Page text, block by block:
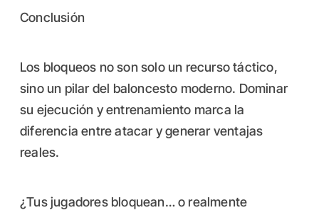
Conclusión
Los bloqueos no son solo un recurso táctico,
sino un pilar del baloncesto moderno. Dominar
su ejecución y entrenamiento marca la
diferencia entre atacar y generar ventajas
reales.
¿Tus jugadores bloquean… o realmente